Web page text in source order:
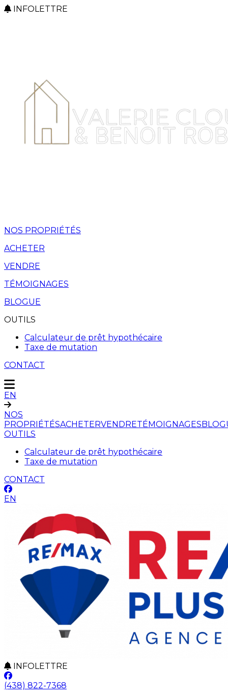
INFOLETTRE
NOS PROPRIÉTÉS
ACHETER
VENDRE
TÉMOIGNAGES
BLOGUE
OUTILS
Calculateur de prêt hypothécaire
Taxe de mutation
CONTACT
EN
NOS
PROPRIÉTÉSACHETERVENDRETÉMOIGNAGES
OUTILS
Calculateur de prêt hypothécaire
Taxe de mutation
CONTACT
EN
INFOLETTRE
(438) 822-7368